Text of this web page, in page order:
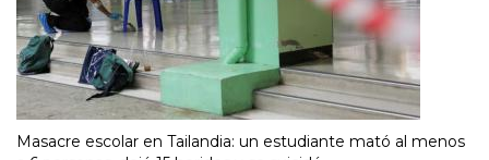
Masacre escolar en Tailandia: un estudiante mató al menos